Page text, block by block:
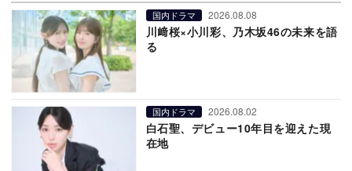
国内ドラマ 2026.08.08
川﨑桜×小川彩、乃木坂46の未来を語
る
国内ドラマ 2026.08.02
白石聖、デビュー10年目を迎えた現
在地